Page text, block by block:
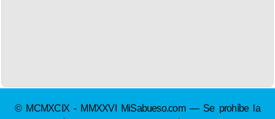
© MCMXCIX - MMXXVI MiSabueso.com — Se prohíbe la